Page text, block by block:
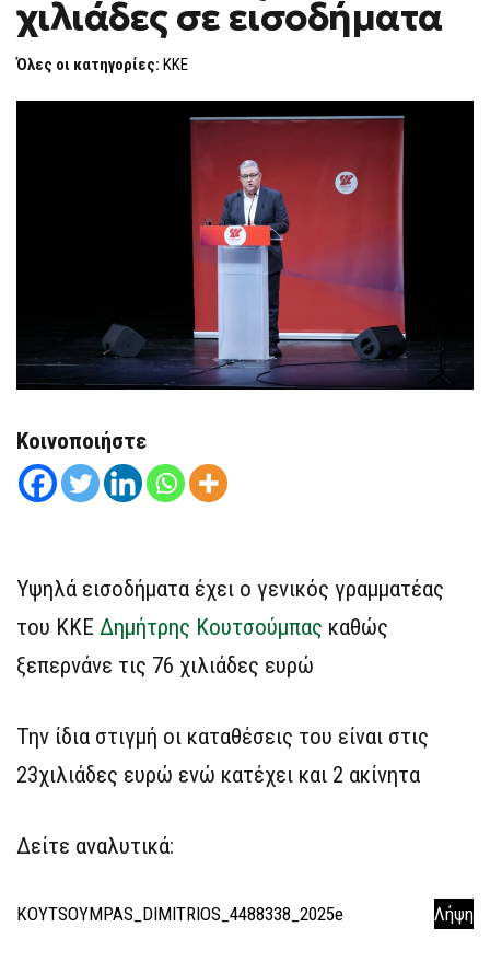
ΣΕ
ΕΙΣΟΔΉΜΑΤΑ
χιλιάδες σε εισοδήματα
Όλες οι κατηγορίες: ΚΚΕ
Κοινοποιήστε
Υψηλά εισοδήματα έχει ο γενικός γραμματέας
του ΚΚΕ Δημήτρης Κουτσούμπας καθώς
ξεπερνάνε τις 76 χιλιάδες ευρώ
Την ίδια στιγμή οι καταθέσεις του είναι στις
23χιλιάδες ευρώ ενώ κατέχει και 2 ακίνητα
Δείτε αναλυτικά:
KOYTSOYMPAS_DIMITRIOS_4488338_2025e Λήψη